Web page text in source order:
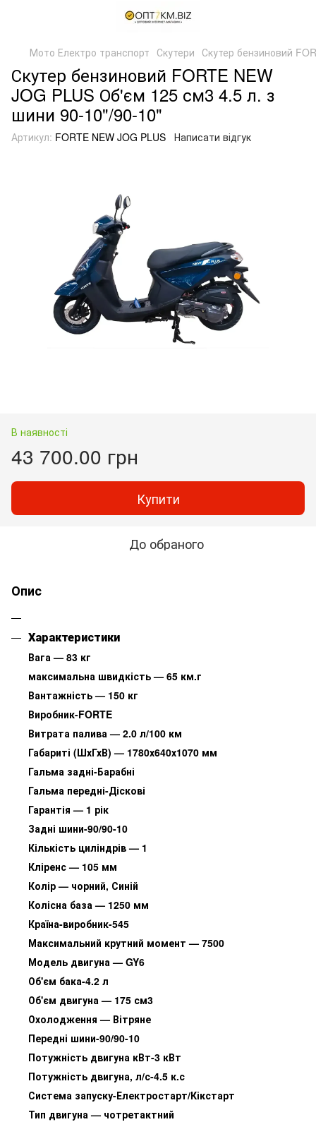
Мото Електро транспорт Скутери Скутер бензиновий
Скутер бензиновий FORTE NEW
JOG PLUS Об'єм 125 см3 4.5 л. з
шини 90-10"/90-10"
Артикул: FORTE NEW JOG PLUS Написати відгук
В наявності
43 700.00 грн
Купити
До обраного
Опис
Характеристики
Вага — 83 кг
максимальна швидкість — 65 км.г
Вантажність — 150 кг
Виробник-FORTE
Витрата палива — 2.0 л/100 км
Габариті (ШхГхВ) — 1780х640х1070 мм
Гальма задні-Барабні
Гальма передні-Діскові
Гарантія — 1 рік
Задні шини-90/90-10
Кількість циліндрів — 1
Кліренс — 105 мм
Колір — чорний, Синій
Колісна база — 1250 мм
Країна-виробник-545
Максимальний крутний момент — 7500
Модель двигуна — GY6
Об'єм бака-4.2 л
Об'єм двигуна — 175 см3
Охолодження — Вітряне
Передні шини-90/90-10
Потужність двигуна кВт-3 кВт
Потужність двигуна, л/с-4.5 к.с
Система запуску-Електростарт/Кікстарт
Тип двигуна — чотретактний